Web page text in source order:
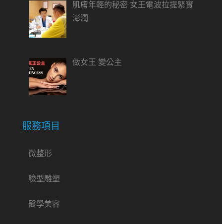
肌膚年輕的秘密 女王電波拉提緊實
澎潤
做女王 變公主
服務項目
微整形
臉型雕塑
醫學美容